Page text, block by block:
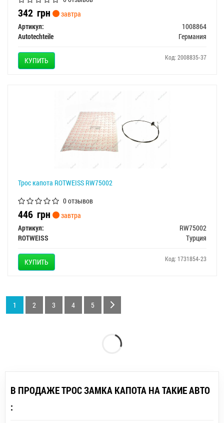
342 грн
завтра
Артикул:
1008864
Autotechteile
Германия
КУПИТЬ Код: 2008835-37
Трос капота ROTWEISS RW75002
0 отзывов
446 грн
завтра
Артикул:
RW75002
ROTWEISS
Турция
КУПИТЬ Код: 1731854-23
1 2 3 4 5
В ПРОДАЖЕ ТРОС ЗАМКА КАПОТА НА ТАКИЕ АВТО
: